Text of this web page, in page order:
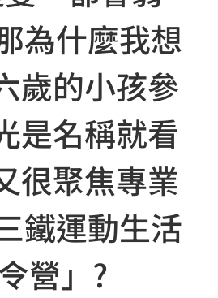
為什麼我想
歲的小孩參
是名稱就看
很聚焦專業
鐵運動生活
營」?